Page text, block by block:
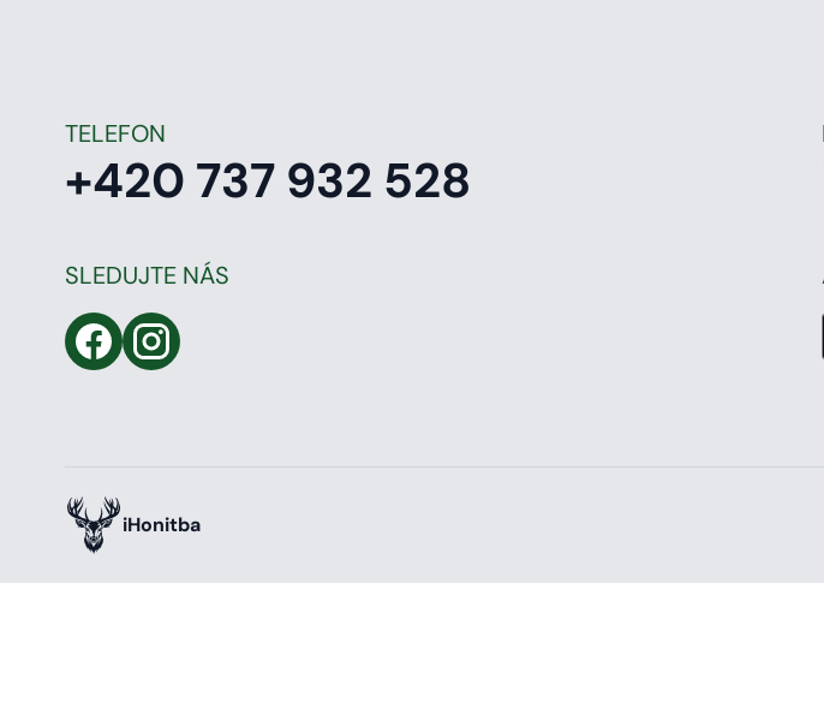
TELEFON
+420 737 932 528
SLEDUJTE NÁS
iHonitba